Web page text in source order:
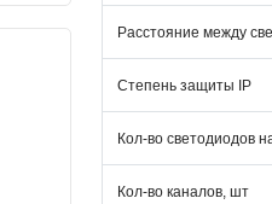
Расстояние между
Степень защиты IP
Кол-во светодиодов
Кол-во каналов, шт